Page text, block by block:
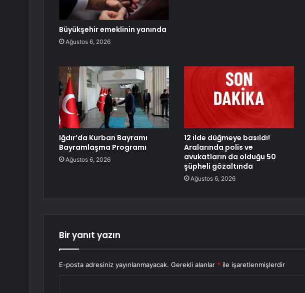
Büyükşehir emeklinin yanında
Ağustos 6, 2026
Iğdır’da Kurban Bayramı
Bayramlaşma Programı
Ağustos 6, 2026
12 ilde düğmeye basıldı!
Aralarında polis ve
avukatların da olduğu 50
şüpheli gözaltında
Ağustos 6, 2026
Bir yanıt yazın
E-posta adresiniz yayınlanmayacak. Gerekli alanlar * ile işaretlenmişlerdir